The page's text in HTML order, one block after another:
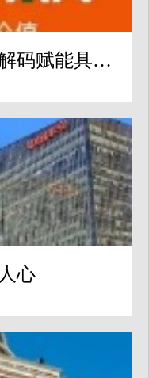
平安产险亮相央视：解码赋能具身智能产业的“平安方案”
心